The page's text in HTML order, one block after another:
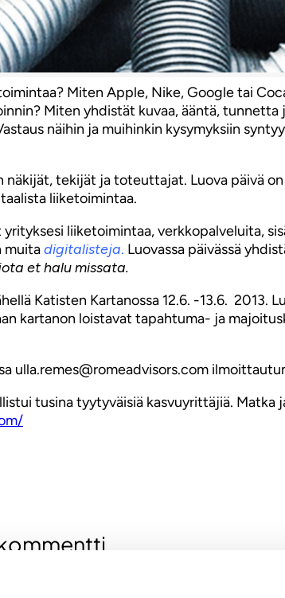
Miten Apple, Nike, Google tai
Miten yhdistät kuvaa, ääntä,
näihin ja muihinkin kysymyksiin
näkijät, tekijät ja toteuttajat. Luova päivä
liiketoimintaa.
liiketoimintaa, verkkopalveluita,
muitadigitalisteja. Luovassa päivässä
et halu missata.
Katisten Kartanossa 12.6. -13.6. 2013.
kartanon loistavat tapahtuma- ja
ulla.remes@romeadvisors.com
tusina tyytyväisiä kasvuyrittäjiä.